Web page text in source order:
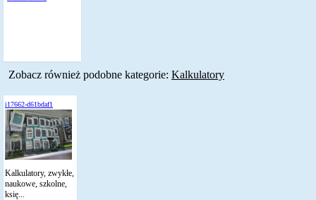
Zobacz również podobne kategorie: Kalkulatory
i17662-d61bdaf1
Kalkulatory, zwykłe,
naukowe, szkolne,
księ...